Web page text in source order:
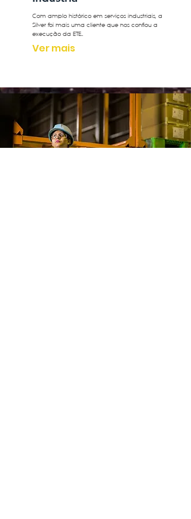
Com amplo histórico em serviços industriais, a
Silver foi mais uma cliente que nos confiou a
execução da ETE...
Ver mais